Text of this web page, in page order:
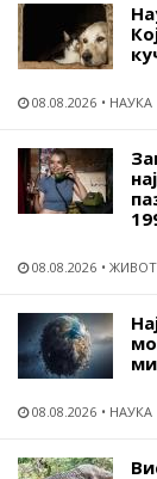
08.08.2026 НАУКА
08.08.2026 ЖИВОТ
08.08.2026 НАУКА